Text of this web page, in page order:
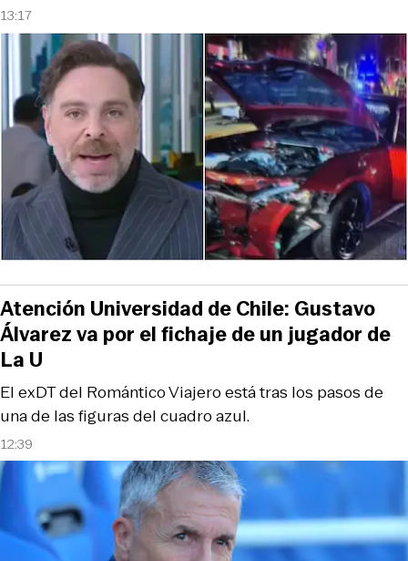
13:17
12:39
El exDT del Romántico Viajero está tras los pasos de
una de las figuras del cuadro azul.
Atención Universidad de Chile: Gustavo
Álvarez va por el fichaje de un jugador de
La U